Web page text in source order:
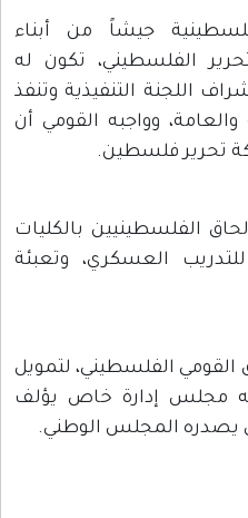
جيشاً من أبناء
الفلسطيني، تكون له
اللجنة التنفيذية وتنفذ
والعامة، وواجبه القومي أن
تحرير فلسطين.
الفلسطينيين بالكليات
العسكري، وتعبئة
الفلسطيني، لتمويل
مجلس إدارة خاص يؤلف
المجلس الوطني.